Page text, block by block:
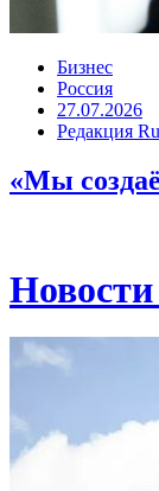
Бизнес
Россия
27.07.2026
Редакция
«Мы
Новости